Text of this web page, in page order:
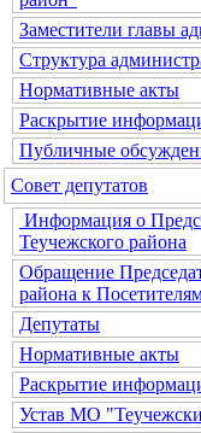
Заместители главы
Структура
Нормативные акты
Раскрытие
Публичные
Совет депутатов
Информация о
Теучежского района
Обращение
района к
Депутаты
Нормативные акты
Раскрытие
Устав МО